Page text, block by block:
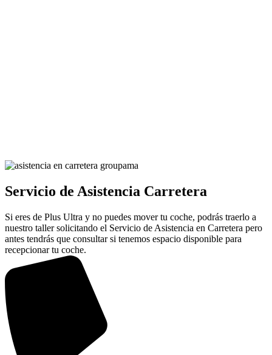
Servicio de Asistencia Carretera
Si eres de Plus Ultra y no puedes mover tu coche, podrás traerlo a
nuestro taller solicitando el Servicio de Asistencia en Carretera pero
antes tendrás que consultar si tenemos espacio disponible para
recepcionar tu coche.